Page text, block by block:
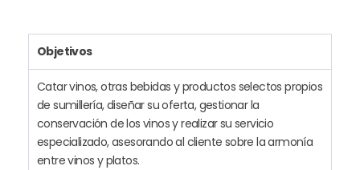
Objetivos
Catar vinos, otras bebidas y productos selectos propios
de sumillería, diseñar su oferta, gestionar la
conservación de los vinos y realizar su servicio
especializado, asesorando al cliente sobre la armonía
entre vinos y platos.